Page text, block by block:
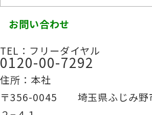
お問い合わせ
TEL：フリーダイヤル
0120-00-7292
住所：本社
〒356-0045 埼玉県ふじみ野